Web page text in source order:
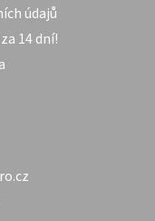
údajů
14 dní!